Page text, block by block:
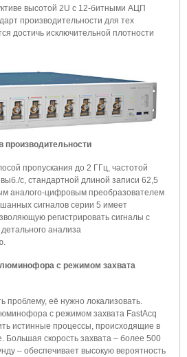
высотой 2U с 12-битными АЦП
производительности для тех
достичь исключительной плотности
производительности
пропускания до 2 ГГц, частотой
с, стандартной длиной записи 62,5
аналого-цифровым преобразователем
сигналов серии 5 имеет
регистрировать сигналы с
анализа
с режимом захвата
проблему, её нужно локализовать.
с режимом захвата FastAcq
истинные процессы, происходящие в
Большая скорость захвата – более 500
– обеспечивает высокую вероятность